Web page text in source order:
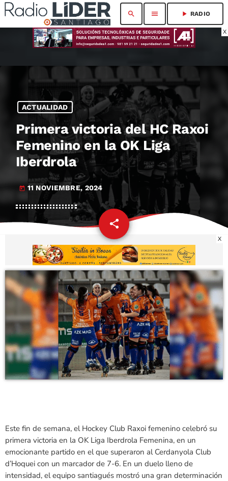
X
search menu play_arrow RADIO
ACTUALIDAD
Primera victoria del HC Raxoi
Femenino en la OK Liga
Iberdrola
today 11 NOVIEMBRE, 2024
share
email
X
Este fin de semana, el Hockey Club Raxoi femenino celebró su
primera victoria en la OK Liga Iberdrola Femenina, en un
emocionante partido en el que superaron al Cerdanyola Club
d’Hoquei con un marcador de 7-6. En un duelo lleno de
intensidad, el equipo santiagués mostró una gran determinación